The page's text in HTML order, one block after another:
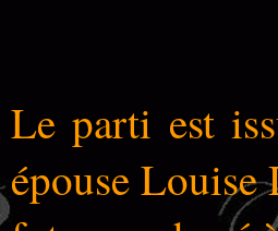
Le parti est
épouse